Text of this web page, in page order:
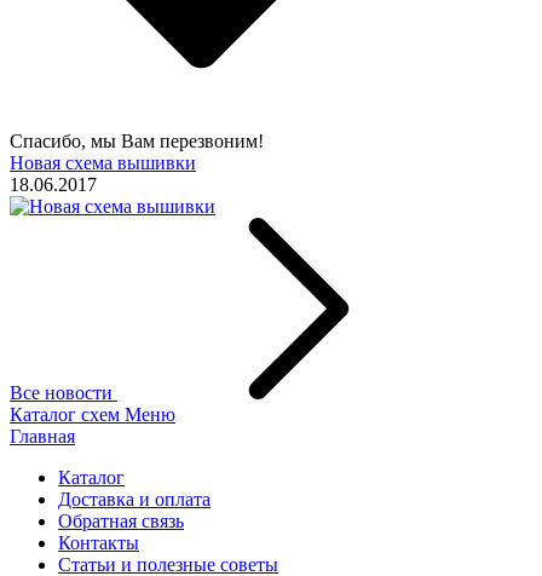
Спасибо, мы Вам перезвоним!
Новая схема вышивки
18.06.2017
Все новости
Каталог схем Меню
Главная
Каталог
Доставка и оплата
Обратная связь
Контакты
Статьи и полезные советы